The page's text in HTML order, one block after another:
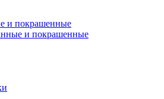
и покрашенные
и покрашенные